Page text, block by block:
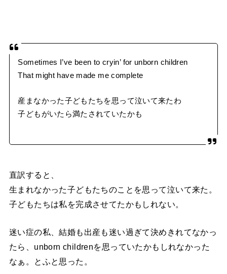
Sometimes I’ve been to cryin’ for unborn children
That might have made me complete
産まなかった子どもたちを思って泣いて来たわ
子どもがいたら満たされていたかも
直訳すると、
生まれなかった子どもたちのことを思って泣いて来た。
子どもたちは私を完成させてたかもしれない。
迷い症の私、結婚も出産も迷い過ぎて決めきれてなかっ
たら、unborn childrenを思っていたかもしれなかった
なぁ。とふと思った。